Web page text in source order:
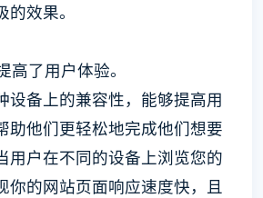
效果。
高了用户体验。
设备上的兼容性，能够提高用
助他们更轻松地完成他们想要
用户在不同的设备上浏览您的
你的网站页面响应速度快，且